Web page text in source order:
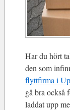
Har du hört
den som
flyttfirma i
gå bra också
laddat upp